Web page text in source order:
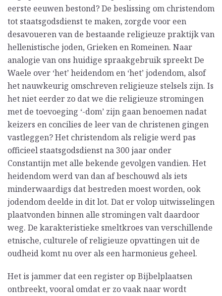
eerste eeuwen bestond? De beslissing om christendom
tot staatsgodsdienst te maken, zorgde voor een
desavoueren van de bestaande religieuze praktijk van
hellenistische joden, Grieken en Romeinen. Naar
analogie van ons huidige spraakgebruik spreekt De
Waele over ‘het’ heidendom en ‘het’ jodendom, alsof
het nauwkeurig omschreven religieuze stelsels zijn. Is
het niet eerder zo dat we die religieuze stromingen
met de toevoeging ‘-dom’ zijn gaan benoemen nadat
keizers en concilies de leer van de christenen gingen
vastleggen? Het christendom als religie werd pas
officieel staatsgodsdienst na 300 jaar onder
Constantijn met alle bekende gevolgen vandien. Het
heidendom werd van dan af beschouwd als iets
minderwaardigs dat bestreden moest worden, ook
jodendom deelde in dit lot. Dat er volop uitwisselingen
plaatvonden binnen alle stromingen valt daardoor
weg. De karakteristieke smeltkroes van verschillende
etnische, culturele of religieuze opvattingen uit de
oudheid komt nu over als een harmonieus geheel.
Het is jammer dat een register op Bijbelplaatsen
ontbreekt, vooral omdat er zo vaak naar wordt